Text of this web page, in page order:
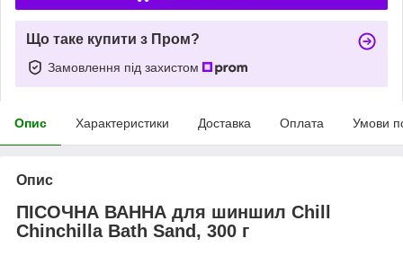
Що таке купити з Пром?
Замовлення під захистом
Опис Характеристики Доставка Оплата Умови
Опис
ПІСОЧНА ВАННА для шиншил Chill
Chinchilla Bath Sand, 300 г